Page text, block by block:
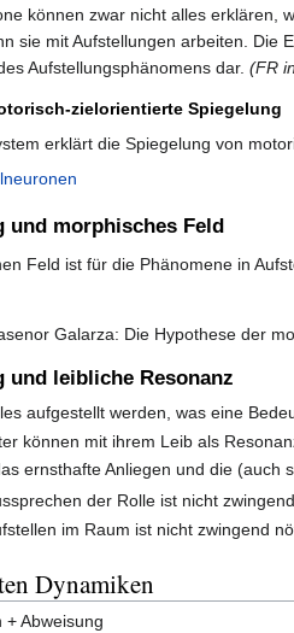
können zwar nicht alles erklären,
sie mit Aufstellungen arbeiten. Die
Aufstellungsphänomens dar. (FR
zielorientierte Spiegelung
erklärt die Spiegelung von
und morphisches Feld
Feld ist für die Phänomene in
Galarza: Die Hypothese der
und leibliche Resonanz
aufgestellt werden, was eine
können mit ihrem Leib als
ernsthafte Anliegen und die (auch
der Rolle ist nicht
im Raum ist nicht zwingend
Dynamiken
+ Abweisung